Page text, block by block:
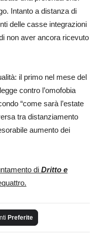
Intanto a distanza di
delle casse integrazioni
non aver ancora ricevuto
il primo nel mese del
contro l’omofobia
“come sarà l’estate
tra distanziamento
aumento dei
di Dritto e
Preferite